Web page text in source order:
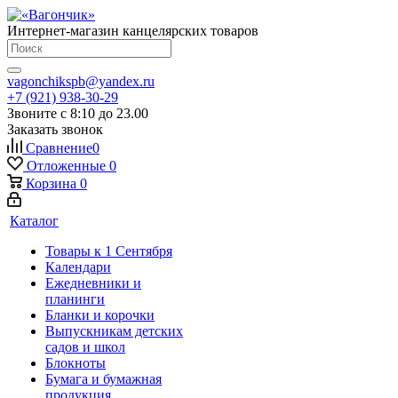
Интернет-магазин канцелярских товаров
vagonchikspb@yandex.ru
+7 (921) 938-30-29
Звоните с 8:10 до 23.00
Заказать звонок
Сравнение0
Отложенные 0
Корзина 0
Каталог
Товары к 1 Сентября
Календари
Ежедневники и
планинги
Бланки и корочки
Выпускникам детских
садов и школ
Блокноты
Бумага и бумажная
продукция